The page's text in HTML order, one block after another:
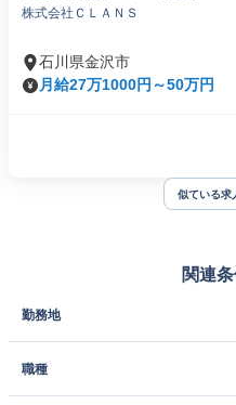
株式会社ＣＬＡＮＳ
石川県金沢市
月給27万1000円～50万円
似ている求
関連
勤務地
職種